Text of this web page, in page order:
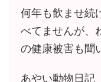
何年も飲ませ続
べてませんが、
の健康被害も聞
あやい動物日記